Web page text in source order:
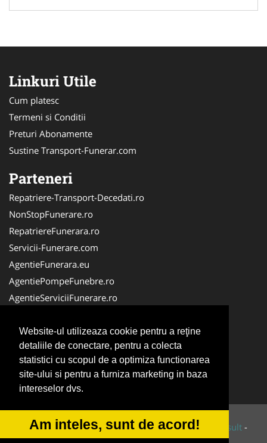
Website-ul utilizeaza cookie pentru a reţine
detaliile de conectare, pentru a colecta
statistici cu scopul de a optimiza functionarea
site-ului si pentru a furniza marketing in baza
intereselor dvs.
Am inteles, sunt de acord!
Linkuri Utile
Cum platesc
Termeni si Conditii
Preturi Abonamente
Sustine Transport-Funerar.com
Parteneri
Repatriere-Transport-Decedati.ro
NonStopFunerare.ro
RepatriereFunerara.ro
Servicii-Funerare.com
AgentieFunerara.eu
AgentiePompeFunebre.ro
AgentieServiciiFunerare.ro
CasaFunerara.com
Firma-Pompe-Funebre.ro
Firma-Servicii-Funerare.ro
ParastasesiPomeni.ro
© 2014-2026 Powered byVilonMedia&Tokaido Consult -